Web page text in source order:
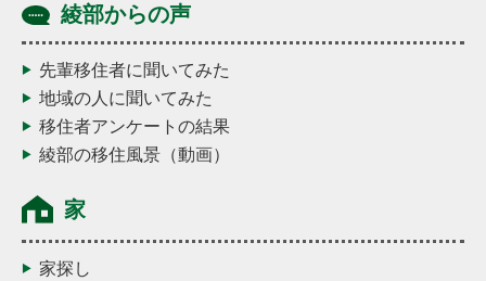
綾部からの声
先輩移住者に聞いてみた
地域の人に聞いてみた
移住者アンケートの結果
綾部の移住風景（動画）
家
家探し